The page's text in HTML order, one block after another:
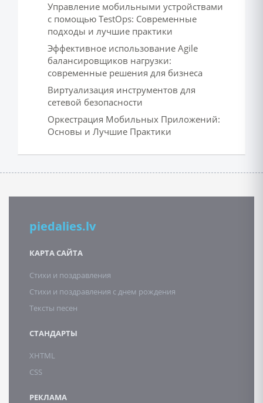
Управление мобильными устройствами
с помощью TestOps: Современные
подходы и лучшие практики
Эффективное использование Agile
балансировщиков нагрузки:
современные решения для бизнеса
Виртуализация инструментов для
сетевой безопасности
Оркестрация Мобильных Приложений:
Основы и Лучшие Практики
piedalies.lv
КАРТА САЙТА
Стихи и поздравления
Стихи и поздравления с днем рождения
Тексты песен
СТАНДАРТЫ
XHTML
CSS
РЕКЛАМА